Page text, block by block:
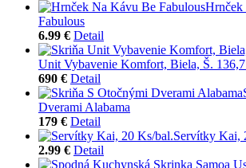
Hrnček
Fabulous
6.99 € Detail
Unit Vybavenie Komfort, Biela, Š.
690 € Detail
Dverami Alabama
179 € Detail
Servítky Kai,
2.99 € Detail